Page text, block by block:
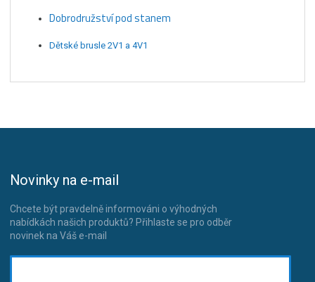
Dobrodružství pod stanem
Dětské brusle 2V1 a 4V1
Novinky na e-mail
Chcete být pravdelně informováni o výhodných
nabídkách našich produktů? Přihlaste se pro odběr
novinek na Váš e-mail